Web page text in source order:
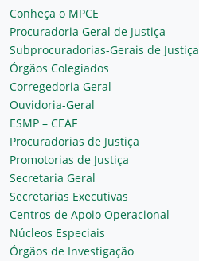
Conheça o MPCE
Procuradoria Geral de Justiça
Subprocuradorias-Gerais de Justiça
Órgãos Colegiados
Corregedoria Geral
Ouvidoria-Geral
ESMP – CEAF
Procuradorias de Justiça
Promotorias de Justiça
Secretaria Geral
Secretarias Executivas
Centros de Apoio Operacional
Núcleos Especiais
Órgãos de Investigação